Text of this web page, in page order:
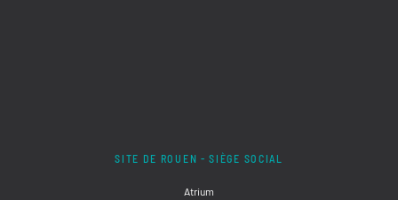
SITE DE ROUEN - SIÈGE SOCIAL
Atrium